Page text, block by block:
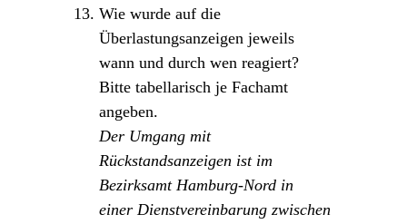
Wie wurde auf die
Überlastungsanzeigen jeweils
wann und durch wen reagiert?
Bitte tabellarisch je Fachamt
angeben.
Der Umgang mit
Rückstandsanzeigen ist im
Bezirksamt Hamburg-Nord in
einer Dienstvereinbarung zwischen